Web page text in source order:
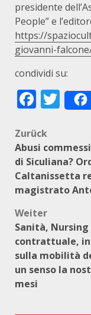
presidente
People” e
https://
giovanni-
condividi su:
Zurück
Abusi
di Siculiana?
Caltanissetta
magistrato
Weiter
Sanità, Nursing
contrattuale,
sulla mobilità
un senso la
mesi